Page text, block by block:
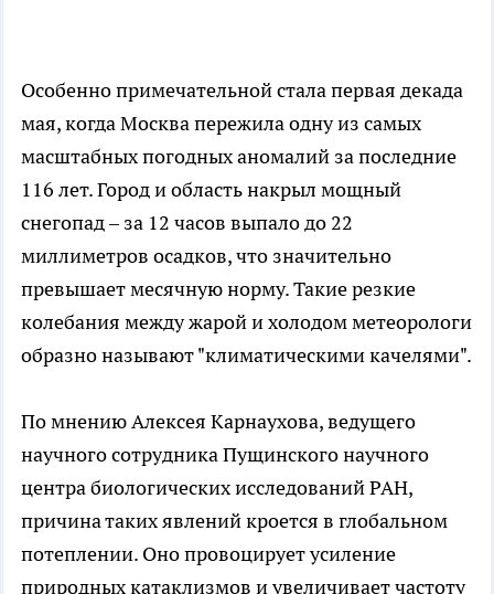
Особенно примечательной стала первая декада
мая, когда Москва пережила одну из самых
масштабных погодных аномалий за последние
116 лет. Город и область накрыл мощный
снегопад – за 12 часов выпало до 22
миллиметров осадков, что значительно
превышает месячную норму. Такие резкие
колебания между жарой и холодом метеорологи
образно называют "климатическими качелями".
По мнению Алексея Карнаухова, ведущего
научного сотрудника Пущинского научного
центра биологических исследований РАН,
причина таких явлений кроется в глобальном
потеплении. Оно провоцирует усиление
природных катаклизмов и увеличивает частоту